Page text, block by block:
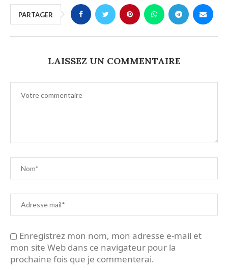
PARTAGER
LAISSEZ UN COMMENTAIRE
Enregistrez mon nom, mon adresse e-mail et
mon site Web dans ce navigateur pour la
prochaine fois que je commenterai.